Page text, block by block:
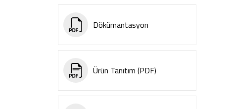
Dökümantasyon
Ürün Tanıtım (PDF)